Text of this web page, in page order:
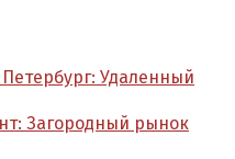
Удаленный
Загородный рынок